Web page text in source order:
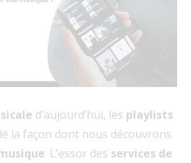
d’aujourd’hui, les playlists
la façon dont nous découvrons
. L’essor des services de